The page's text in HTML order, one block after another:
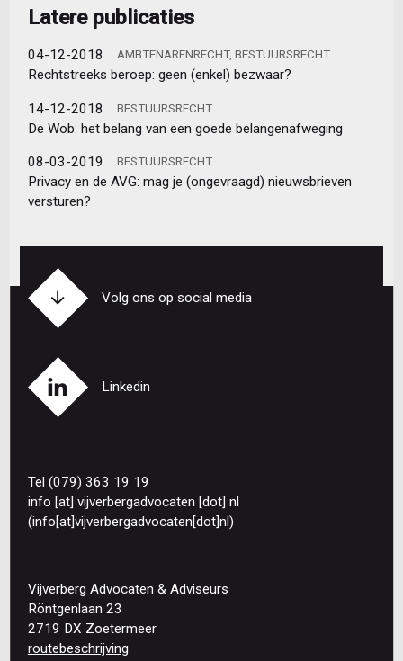
Latere publicaties
04-12-2018 AMBTENARENRECHT, BESTUURSRECHT
Rechtstreeks beroep: geen (enkel) bezwaar?
14-12-2018 BESTUURSRECHT
De Wob: het belang van een goede belangenafweging
08-03-2019 BESTUURSRECHT
Privacy en de AVG: mag je (ongevraagd) nieuwsbrieven
versturen?
Volg ons op social media
Linkedin
Tel (079) 363 19 19
info [at] vijverbergadvocaten [dot] nl
(info[at]vijverbergadvocaten[dot]nl)
Vijverberg Advocaten & Adviseurs
Röntgenlaan 23
2719 DX Zoetermeer
routebeschrijving